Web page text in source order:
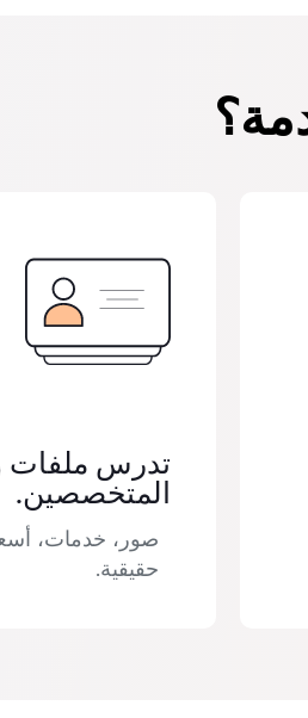
تدرس ملفات
المتخصصين.
صور، خدمات،
حقيقية.